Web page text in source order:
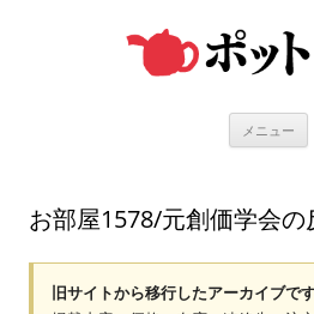
メニュー
お部屋1578/元創価学会の
旧サイトから移行したアーカイブです